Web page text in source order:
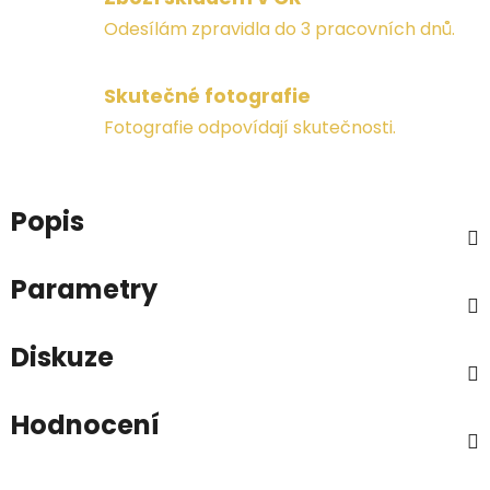
Odesílám zpravidla do 3 pracovních dnů.
Skutečné fotografie
Fotografie odpovídají skutečnosti.
Popis
Parametry
Diskuze
Hodnocení